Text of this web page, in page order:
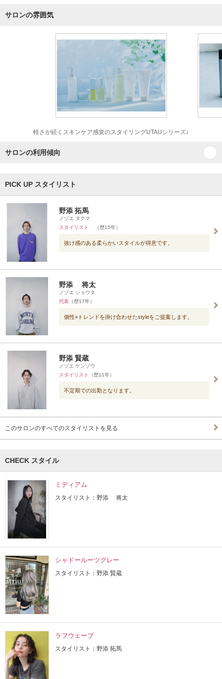
サロンの雰囲気
軽さが続くスキンケア感覚のスタイリングUTAUシリーズ♪
サロンの利用傾向
PICK UP スタイリスト
野添 拓馬
ノゾエ タクマ
スタイリスト
（歴15年）
抜け感のある柔らかいスタイルが得意です。
野添 将太
ノゾエ ショウタ
代表 （歴17年）
個性×トレンドを掛け合わせたstyleをご提案します。
野添 賢蔵
ノゾエ ケンゾウ
スタイリスト
（歴11年）
不定期での出勤となります。
このサロンのすべてのスタイリストを見る
CHECK スタイル
ミディアム
スタイリスト：野添 将太
シャドールーツグレー
スタイリスト：野添 賢蔵
ラフウェーブ
スタイリスト：野添 拓馬